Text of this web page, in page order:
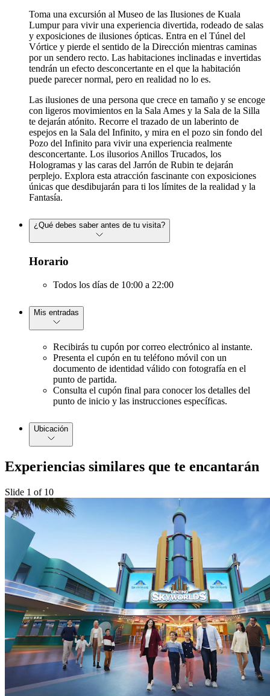
Toma una excursión al Museo de las Ilusiones de Kuala
Lumpur para vivir una experiencia divertida, rodeado de salas
y exposiciones de ilusiones ópticas. Entra en el Túnel del
Vórtice y pierde el sentido de la Dirección mientras caminas
por un sendero recto. Las habitaciones inclinadas e invertidas
tendrán un efecto desconcertante en el que la habitación
puede parecer normal, pero en realidad no lo es.
Las ilusiones de una persona que crece en tamaño y se encoge
con ligeros movimientos en la Sala Ames y la Sala de la Silla
te dejarán atónito. Recorre el trazado de un laberinto de
espejos en la Sala del Infinito, y mira en el pozo sin fondo del
Pozo del Infinito para vivir una experiencia realmente
desconcertante. Los ilusorios Anillos Trucados, los
Hologramas y las caras del Jarrón de Rubin te dejarán
perplejo. Explora esta atracción fascinante con exposiciones
únicas que desdibujarán para ti los límites de la realidad y la
Fantasía.
¿Qué debes saber antes de tu visita?
Horario
Todos los días de 10:00 a 22:00
Mis entradas
Recibirás tu cupón por correo electrónico al instante.
Presenta el cupón en tu teléfono móvil con un
documento de identidad válido con fotografía en el
punto de partida.
Consulta el cupón final para conocer los detalles del
punto de inicio y las instrucciones específicas.
Ubicación
Experiencias similares que te encantarán
Slide 1 of 10